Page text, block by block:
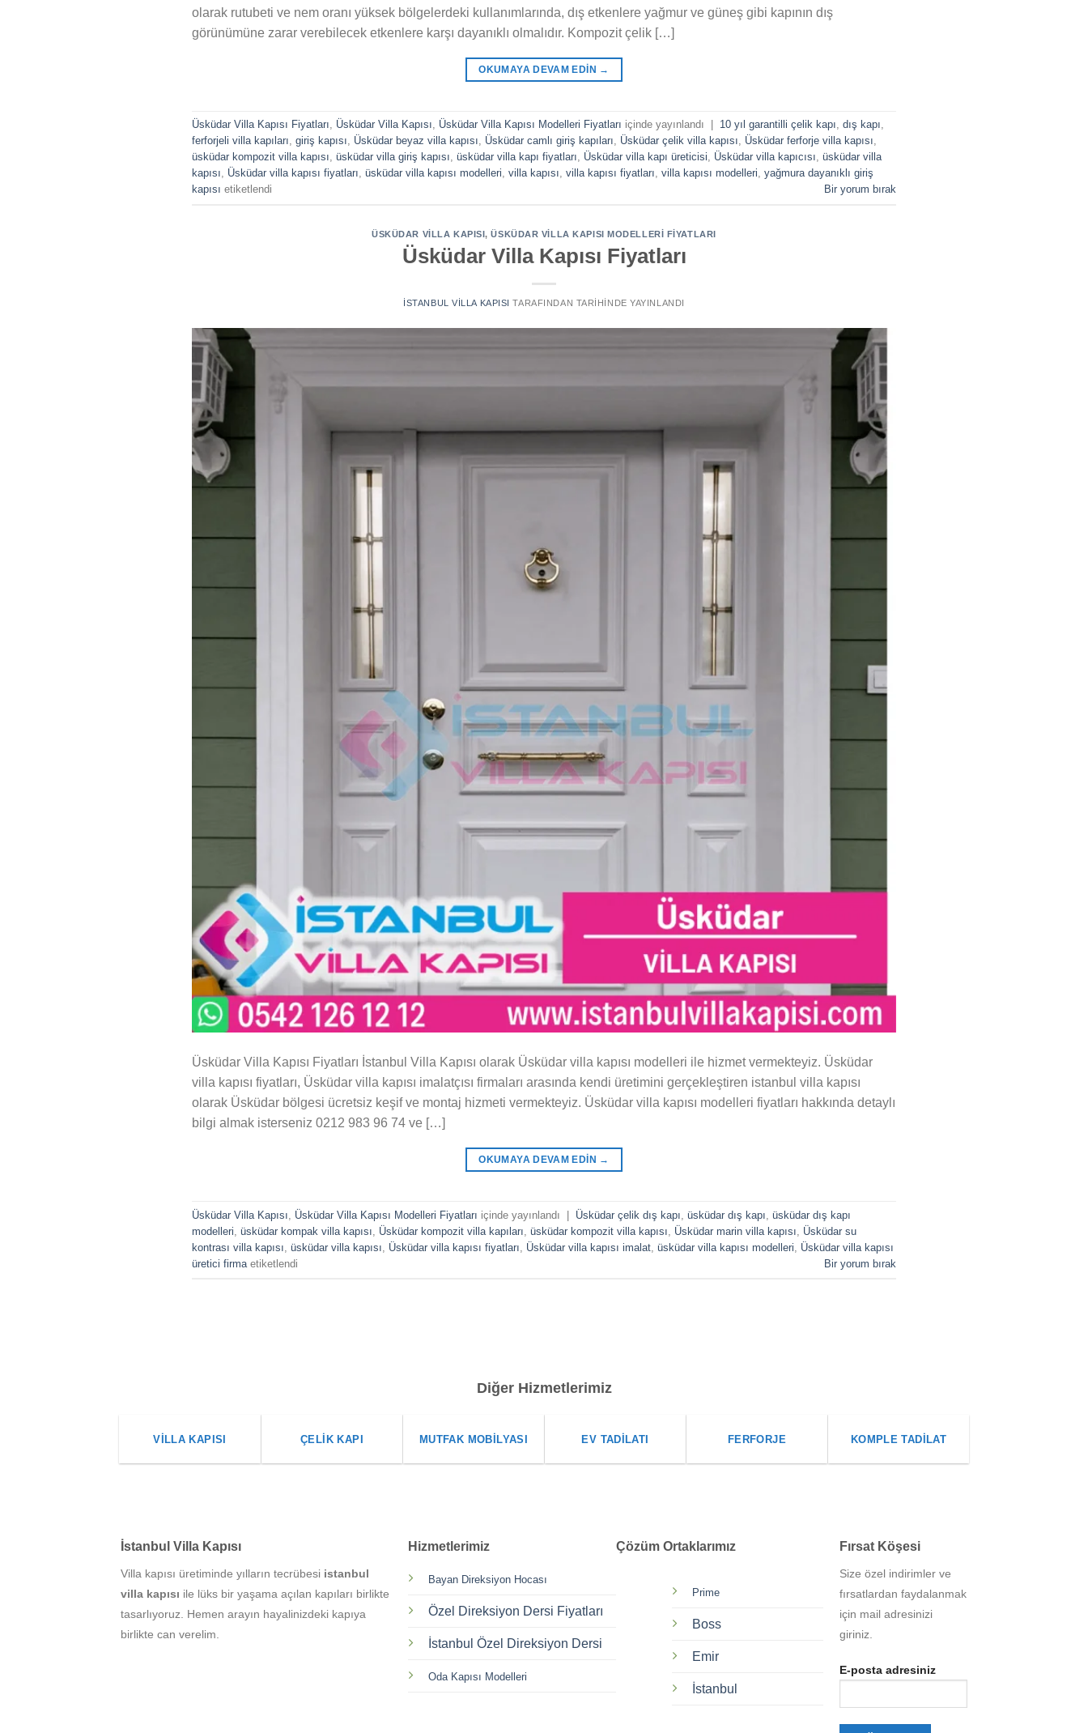
olarak rutubeti ve nem oranı yüksek bölgelerdeki kullanımlarında, dış etkenlere yağmur ve güneş gibi kapının dış
görünümüne zarar verebilecek etkenlere karşı dayanıklı olmalıdır. Kompozit çelik […]
OKUMAYA DEVAM EDIN →
Üsküdar Villa Kapısı Fiyatları Üsküdar Villa Kapısı Üsküdar Villa Kapısı Modelleri Fiyatları içinde yayınlandı 10 yıl garantilli çelik kapı dış kapı
ferforjeli villa kapıları giriş kapısı Üsküdar beyaz villa kapısı Üsküdar camlı giriş kapıları Üsküdar çelik villa kapısı Üsküdar ferforje villa kapısı
üsküdar kompozit villa kapısı üsküdar villa giriş kapısı üsküdar villa kapı fiyatları Üsküdar villa kapı üreticisi Üsküdar villa kapıcısı üsküdar villa
kapısı
Üsküdar villa kapısı fiyatları üsküdar villa kapısı modelleri villa kapısı villa kapısı fiyatları villa kapısı modelleri yağmura dayanıklı giriş
kapısı etiketlendi Bir yorum bırak
ÜSKÜDAR VILLA KAPISI,ÜSKÜDAR VILLA KAPISI MODELLERI FIYATLARI
Üsküdar Villa Kapısı Fiyatları
İSTANBUL VILLA KAPISI TARAFINDAN TARIHINDE YAYINLANDI
Üsküdar Villa Kapısı Fiyatları İstanbul Villa Kapısı olarak Üsküdar villa kapısı modelleri ile hizmet vermekteyiz. Üsküdar
villa kapısı fiyatları, Üsküdar villa kapısı imalatçısı firmaları arasında kendi üretimini gerçekleştiren istanbul villa kapısı
olarak Üsküdar bölgesi ücretsiz keşif ve montaj hizmeti vermekteyiz. Üsküdar villa kapısı modelleri fiyatları hakkında detaylı
bilgi almak isterseniz 0212 983 96 74 ve […]
OKUMAYA DEVAM EDIN →
Üsküdar Villa Kapısı Üsküdar Villa Kapısı Modelleri Fiyatları içinde yayınlandı | Üsküdar çelik dış kapı üsküdar dış kapı üsküdar dış kapı
modelleri üsküdar kompak villa kapısı Üsküdar kompozit villa kapıları üsküdar kompozit villa kapısı Üsküdar marin villa kapısı
Üsküdar su
kontrası villa kapısı üsküdar villa kapısı Üsküdar villa kapısı fiyatları Üsküdar villa kapısı imalat üsküdar villa kapısı modelleri
Üsküdar villa kapısı
üretici firma etiketlendi Bir yorum bırak
Diğer Hizmetlerimiz
VILLA KAPISI ÇELIK KAPI MUTFAK MOBILYASI EV TADILATI FERFORJE KOMPLE TADILAT
İstanbul Villa Kapısı
Villa kapısı üretiminde yılların tecrübesi istanbul
villa kapısı ile lüks bir yaşama açılan kapıları birlikte
tasarlıyoruz. Hemen arayın hayalinizdeki kapıya
birlikte can verelim.
Hizmetlerimiz
Bayan Direksiyon Hocası
Özel Direksiyon Dersi Fiyatları
İstanbul Özel Direksiyon Dersi
Oda Kapısı Modelleri
Çözüm Ortaklarımız
Prime
Boss
Emir
İstanbul
Fırsat Köşesi
Size özel indirimler ve
fırsatlardan faydalanmak
için mail adresinizi
giriniz.
E-posta adresiniz